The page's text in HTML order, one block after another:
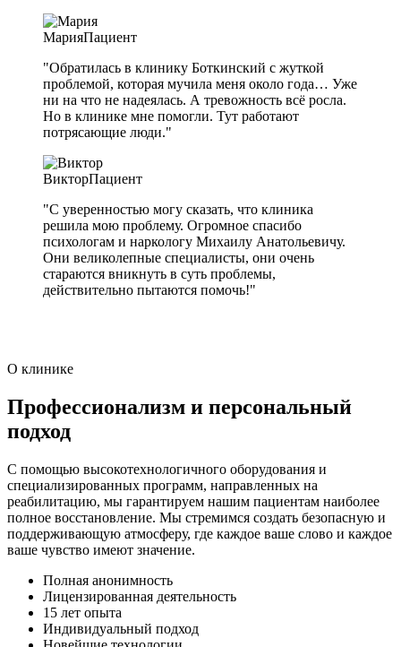
МарияПациент
"Обратилась в клинику Боткинский с жуткой
проблемой, которая мучила меня около года… Уже
ни на что не надеялась. А тревожность всё росла.
Но в клинике мне помогли. Тут работают
потрясающие люди."
ВикторПациент
"С уверенностью могу сказать, что клиника
решила мою проблему. Огромное спасибо
психологам и наркологу Михаилу Анатольевичу.
Они великолепные специалисты, они очень
стараются вникнуть в суть проблемы,
действительно пытаются помочь!"
О клинике
Профессионализм и персональный
подход
С помощью высокотехнологичного оборудования и
специализированных программ, направленных на
реабилитацию, мы гарантируем нашим пациентам наиболее
полное восстановление. Мы стремимся создать безопасную и
поддерживающую атмосферу, где каждое ваше слово и каждое
ваше чувство имеют значение.
Полная анонимность
Лицензированная деятельность
15 лет опыта
Индивидуальный подход